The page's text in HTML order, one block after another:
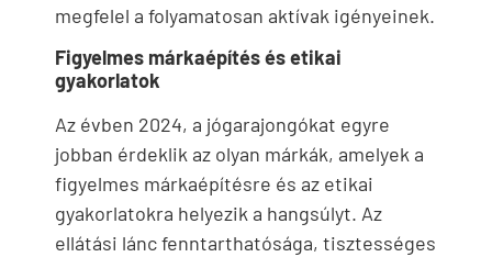
megfelel a folyamatosan aktívak igényeinek.
Figyelmes márkaépítés és etikai
gyakorlatok
Az évben 2024, a jógarajongókat egyre
jobban érdeklik az olyan márkák, amelyek a
figyelmes márkaépítésre és az etikai
gyakorlatokra helyezik a hangsúlyt. Az
ellátási lánc fenntarthatósága, tisztességes